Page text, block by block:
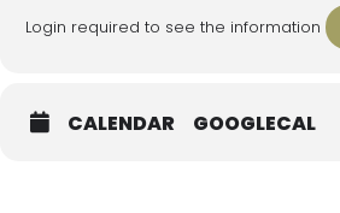
Login required to see the information
CALENDAR GOOGLECAL